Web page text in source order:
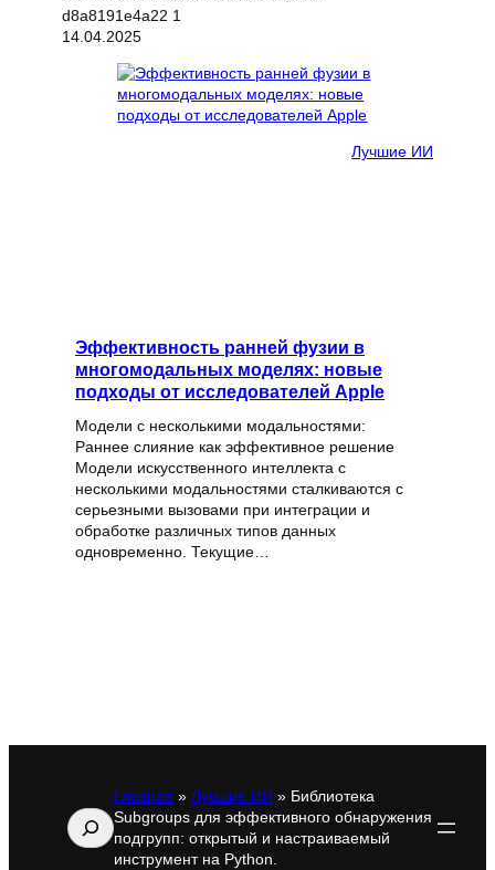
14.04.2025
Лучшие ИИ
Эффективность ранней фузии в
многомодальных моделях: новые
подходы от исследователей Apple
Модели с несколькими модальностями:
Раннее слияние как эффективное решение
Модели искусственного интеллекта с
несколькими модальностями сталкиваются с
серьезными вызовами при интеграции и
обработке различных типов данных
одновременно. Текущие…
Поиск
Главная » Лучшие ИИ » Библиотека
Subgroups для эффективного обнаружения
подгрупп: открытый и настраиваемый
инструмент на Python.